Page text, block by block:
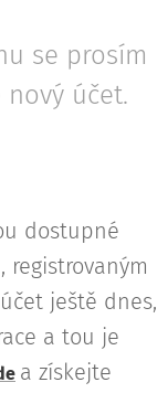
se prosím
účet.
dostupné
registrovaným
ještě dnes,
a tou je
a získejte